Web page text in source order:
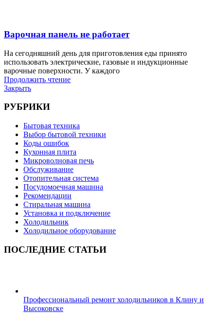
Варочная панель не работает
На сегодняшний день для приготовления еды принято
использовать электрические, газовые и индукционные
варочные поверхности. У каждого
Продолжить чтение
Закрыть
РУБРИКИ
Бытовая техника
Выбор бытовой техники
Коды ошибок
Кухонная плита
Микроволновая печь
Обслуживание
Отопительная система
Посудомоечная машина
Рекомендации
Стиральная машина
Установка и подключение
Холодильник
Холодильное оборудование
ПОСЛЕДНИЕ СТАТЬИ
Профессиональный ремонт холодильников в Клину и
Высоковске